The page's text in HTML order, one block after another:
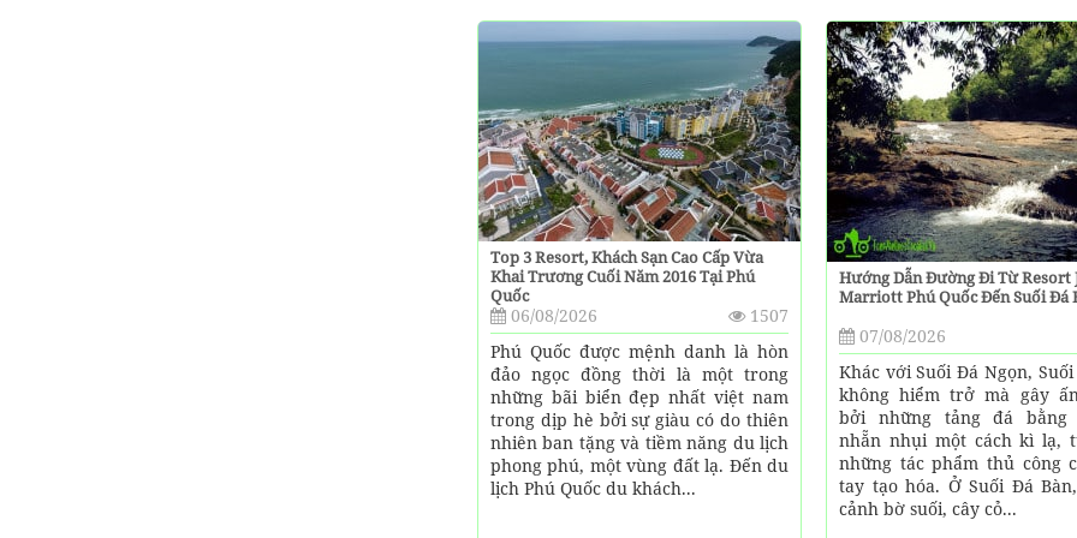
Top 3 Resort, Khách Sạn Cao Cấp Vừa
Khai Trương Cuối Năm 2016 Tại Phú
Quốc
06/08/2026
1507
Phú Quốc được mệnh danh là hòn
đảo ngọc đồng thời là một trong
những bãi biển đẹp nhất việt nam
trong dịp hè bởi sự giàu có do thiên
nhiên ban tặng và tiềm năng du lịch
phong phú, một vùng đất lạ. Đến du
lịch Phú Quốc du khách...
Hướng Dẫn Đường Đi Từ Resort
Marriott Phú Quốc Đến Suối Đá
07/08/2026
Khác với Suối Đá Ngọn,
không hiểm trở mà gây
bởi những tảng đá bằng
nhẵn nhụi một cách kì lạ,
những tác phẩm thủ công
tay tạo hóa. Ở Suối Đá
cảnh bờ suối, cây cỏ...